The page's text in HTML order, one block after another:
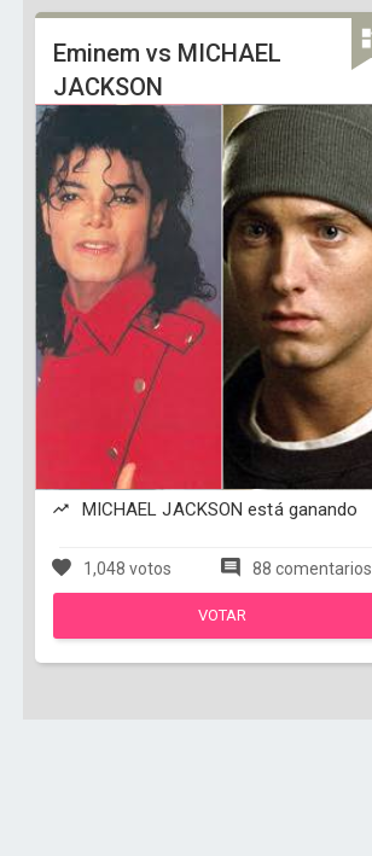
Eminem vs MICHAEL
JACKSON
MICHAEL JACKSON está ganando
1,048 votos 88 comentarios
VOTAR